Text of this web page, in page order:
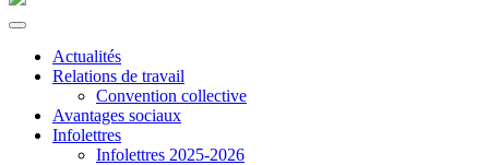
Actualités
Relations de travail
Convention collective
Avantages sociaux
Infolettres
Infolettres 2025-2026